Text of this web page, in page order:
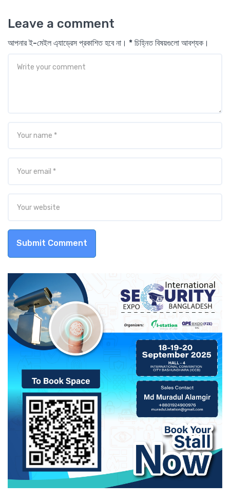
Leave a comment
আপনার ই-মেইল এ্যাড্রেস প্রকাশিত হবে না। * চিহ্নিত বিষয়গুলো আবশ্যক।
Submit Comment